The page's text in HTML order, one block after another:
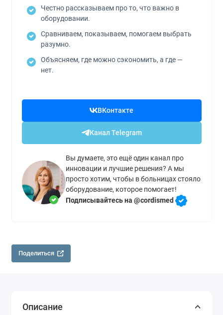
Честно рассказываем про то, что важно в
оборудовании.
Сравниваем, показываем, помогаем выбрать
разумно.
Объясняем, где можно сэкономить, а где —
нет.
ВКонтакте
Канал Telegram
Вы думаете, это ещё один канал про
инновации и лучшие решения? А мы
просто хотим, чтобы в больницах стояло
оборудование, которое помогает!
Подписывайтесь на @cordismed
Поделиться
Описание